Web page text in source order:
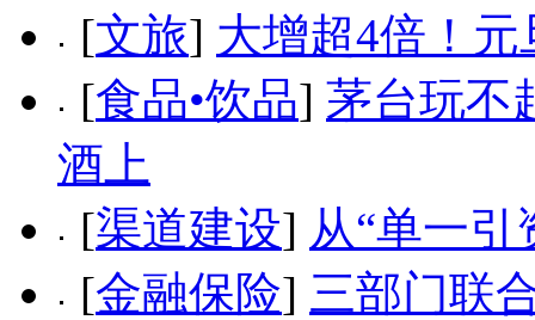
[文旅] 大增超4倍！
[食品•饮品] 茅台玩不
酒上
[渠道建设] 从“单一引
[金融保险] 三部门联